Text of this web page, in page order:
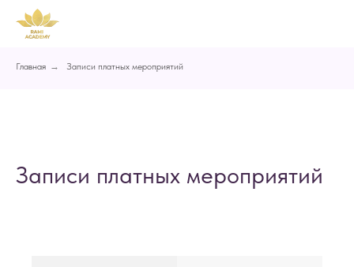
Главная → Записи платных мероприятий
Записи платных мероприятий